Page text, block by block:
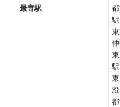
最寄駅